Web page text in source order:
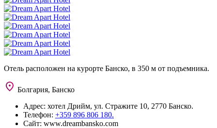
Отель расположен на курорте Банско, в 350 м от подъемника.
Болгария, Банско
Адрес: хотел Дрийм, ул. Стражите 10, 2770 Банско.
Телефон: +359 896 806 180.
Сайт: www.dreambansko.com